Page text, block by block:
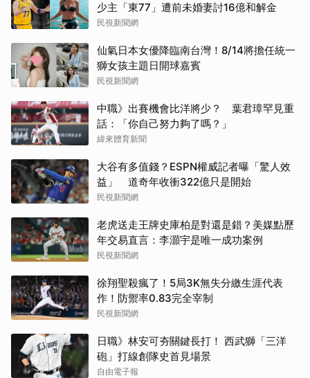
少主「東77」遭前未婚妻討16億和解金
民視新聞網
仙氣日本女優降臨南台灣！8/14將擔任統一
獅女孩主題日開球嘉賓
民視新聞網
中職》出賽機會比洋將少？ 葉君璋罕見重
話：「你自己努力夠了嗎？」
緯來體育新聞
大谷有多值錢？ESPN權威記者曝「驚人效
益」 道奇年收衝322億只是開始
民視新聞網
老虎送走王牌史庫柏是對還是錯？美媒點歷
年交易直言：李灝宇是唯一成功案例
民視新聞網
徐翔聖殺瘋了！5局3K無失分繳生涯代表
作！防禦率0.83完全宰制
民視新聞網
日職》林安可夯關鍵長打！ 西武獅「三洋
砲」打線創隊史首見場景
自由電子報